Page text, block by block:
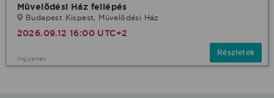
Mûvelõdési Ház fellépés
Budapest Kispest, Mûvelõdési Ház
2026.09.12 16:00 UTC+2
Ingyenes
Részletek